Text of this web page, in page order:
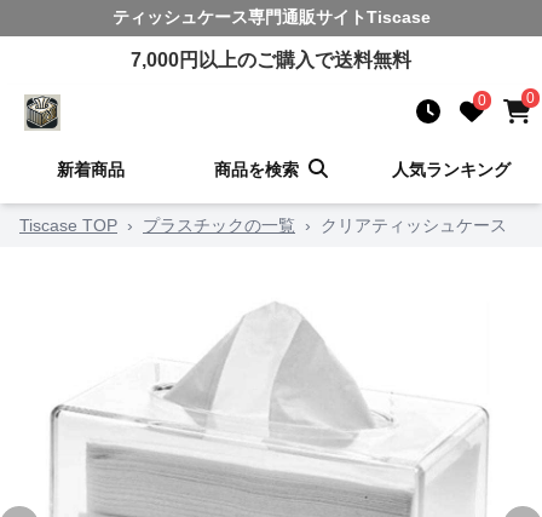
ティッシュケース専門通販サイトTiscase
7,000円以上のご購入で送料無料
0 0
新着商品 商品を検索 人気ランキング
Tiscase TOP › プラスチックの一覧 › クリアティッシュケース